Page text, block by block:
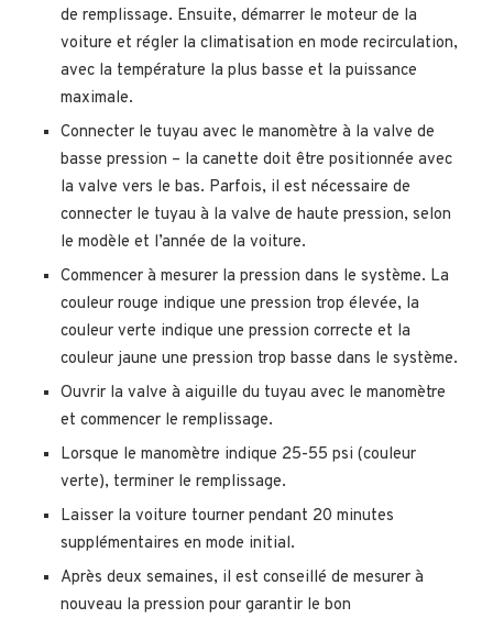
de remplissage. Ensuite, démarrer le moteur de la
voiture et régler la climatisation en mode recirculation,
avec la température la plus basse et la puissance
maximale.
Connecter le tuyau avec le manomètre à la valve de
basse pression – la canette doit être positionnée avec
la valve vers le bas. Parfois, il est nécessaire de
connecter le tuyau à la valve de haute pression, selon
le modèle et l’année de la voiture.
Commencer à mesurer la pression dans le système. La
couleur rouge indique une pression trop élevée, la
couleur verte indique une pression correcte et la
couleur jaune une pression trop basse dans le système.
Ouvrir la valve à aiguille du tuyau avec le manomètre
et commencer le remplissage.
Lorsque le manomètre indique 25-55 psi (couleur
verte), terminer le remplissage.
Laisser la voiture tourner pendant 20 minutes
supplémentaires en mode initial.
Après deux semaines, il est conseillé de mesurer à
nouveau la pression pour garantir le bon